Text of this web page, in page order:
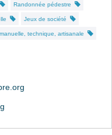
Randonnée pédestre
Jeux de société
technique, artisanale